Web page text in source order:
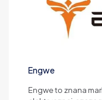
Engwe
Engwe to znana